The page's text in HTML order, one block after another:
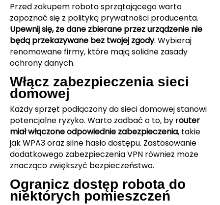
Przed zakupem robota sprzątającego warto
zapoznać się z polityką prywatności producenta.
Upewnij się, że dane zbierane przez urządzenie nie
będą przekazywane bez twojej zgody. Wybieraj
renomowane firmy, które mają solidne zasady
ochrony danych.
Włącz zabezpieczenia sieci
domowej
Każdy sprzęt podłączony do sieci domowej stanowi
potencjalne ryzyko. Warto zadbać o to, by router
miał włączone odpowiednie zabezpieczenia, takie
jak WPA3 oraz silne hasło dostępu. Zastosowanie
dodatkowego zabezpieczenia VPN również może
znacząco zwiększyć bezpieczeństwo.
Ogranicz dostęp robota do
niektórych pomieszczeń